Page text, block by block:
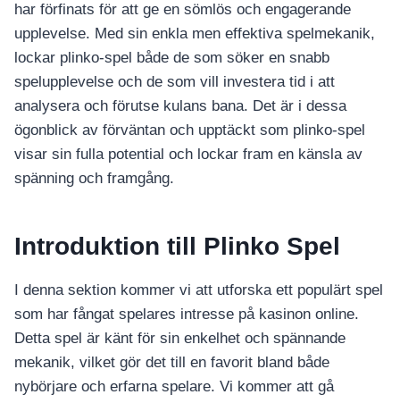
har förfinats för att ge en sömlös och engagerande
upplevelse. Med sin enkla men effektiva spelmekanik,
lockar plinko-spel både de som söker en snabb
spelupplevelse och de som vill investera tid i att
analysera och förutse kulans bana. Det är i dessa
ögonblick av förväntan och upptäckt som plinko-spel
visar sin fulla potential och lockar fram en känsla av
spänning och framgång.
Introduktion till Plinko Spel
I denna sektion kommer vi att utforska ett populärt spel
som har fångat spelares intresse på kasinon online.
Detta spel är känt för sin enkelhet och spännande
mekanik, vilket gör det till en favorit bland både
nybörjare och erfarna spelare. Vi kommer att gå